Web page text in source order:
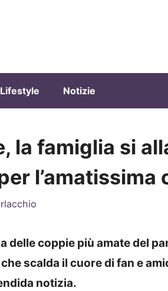
Lifestyle Notizie
la famiglia si
l’amatissima
delle coppie più amate del
scalda il cuore di fan e
notizia.